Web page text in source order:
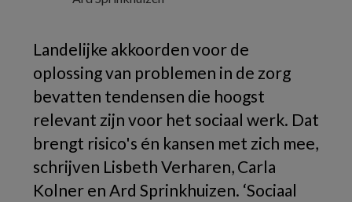
Landelijke akkoorden voor de
oplossing van problemen in de zorg
bevatten tendensen die hoogst
relevant zijn voor het sociaal werk. Dat
brengt risico's én kansen met zich mee,
schrijven Lisbeth Verharen, Carla
Kolner en Ard Sprinkhuizen. ‘Sociaal